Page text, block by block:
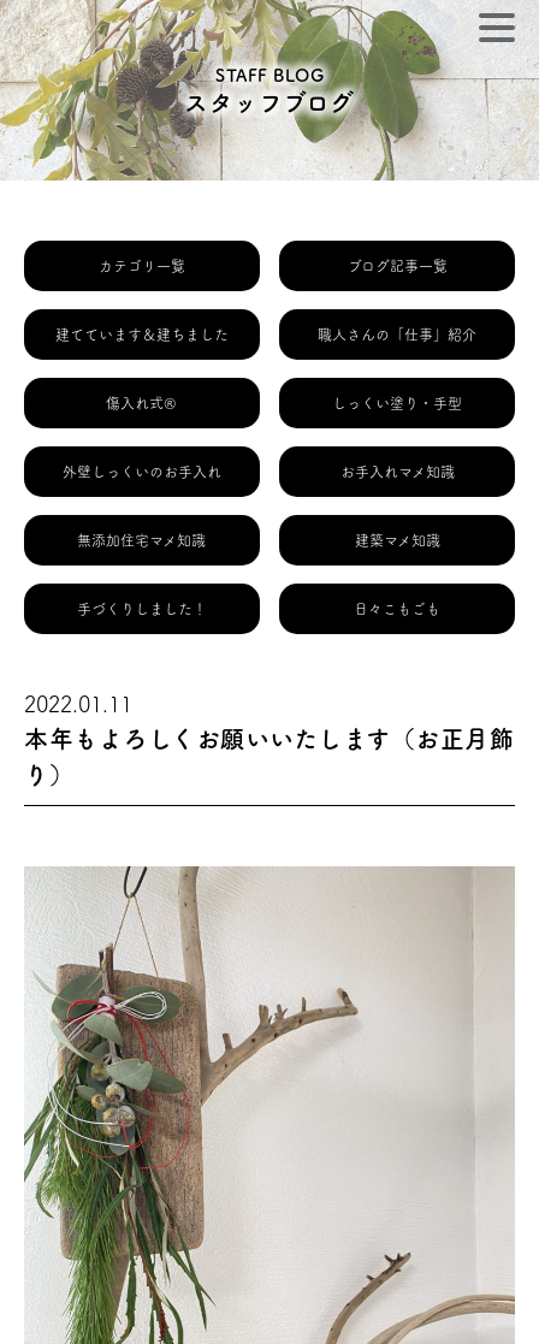
STAFF BLOG
スタッフブログ
カテゴリ一覧 ブログ記事一覧
建てています＆建ちました 職人さんの「仕事」紹介
傷入れ式® しっくい塗り・手型
外壁しっくいのお手入れ お手入れマメ知識
無添加住宅マメ知識 建築マメ知識
手づくりしました！ 日々こもごも
2022.01.11
本年もよろしくお願いいたします（お正月飾
り）